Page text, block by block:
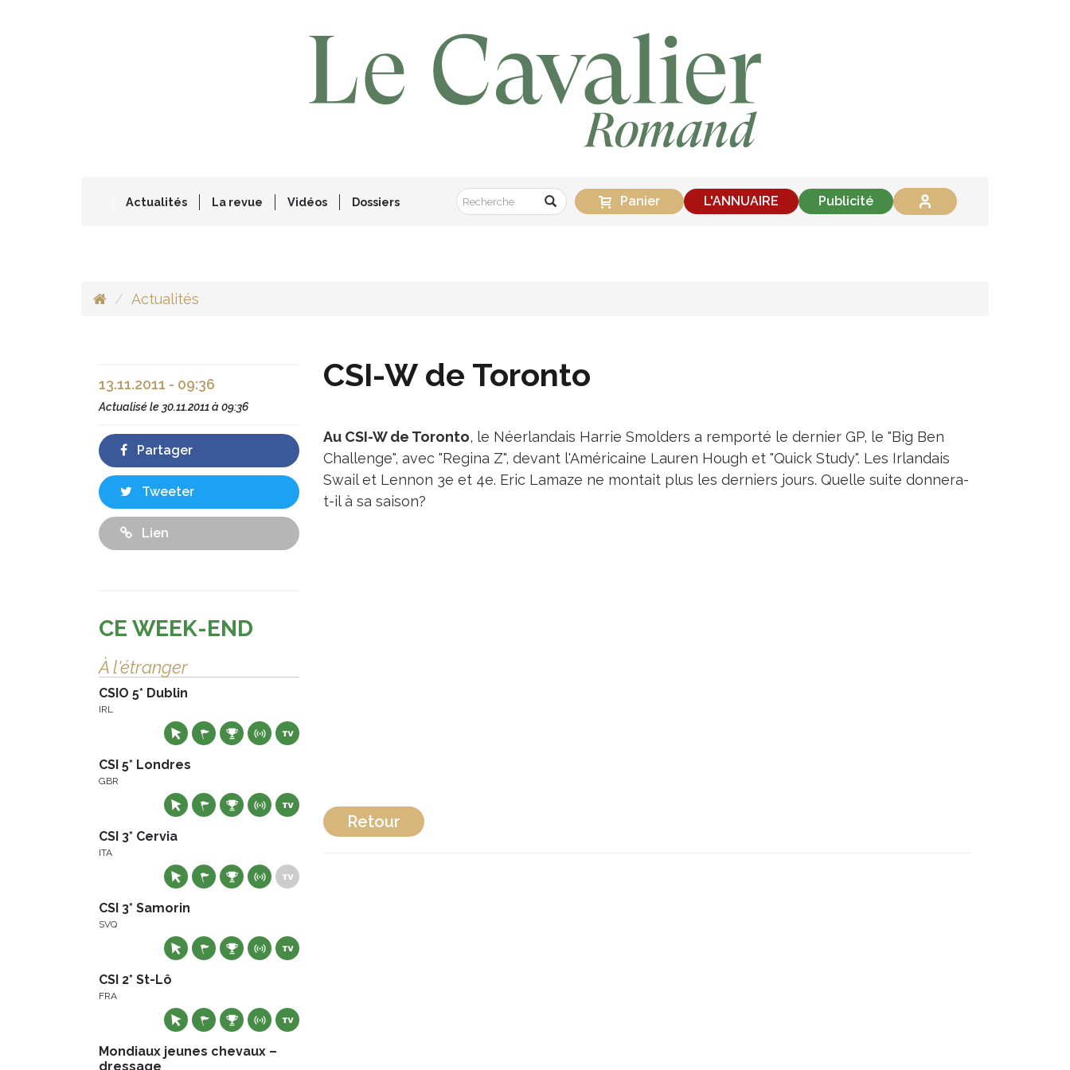
Actualités La revue Vidéos Dossiers Panier L'ANNUAIRE Publicité
Actualités
CSI-W de Toronto
Au CSI-W de Toronto, le Néerlandais Harrie Smolders a remporté le dernier GP, le "Big Ben
Challenge", avec "Regina Z", devant l'Américaine Lauren Hough et "Quick Study". Les Irlandais
Swail et Lennon 3e et 4e. Eric Lamaze ne montait plus les derniers jours. Quelle suite donnera-
t-il à sa saison?
Retour
13.11.2011 - 09:36
Actualisé le 30.11.2011 à 09:36
Partager
Tweeter
Lien
CE WEEK-END
À l'étranger
CSIO 5* Dublin
IRL
CSI 5* Londres
GBR
CSI 3* Cervia
ITA
CSI 3* Samorin
SVQ
CSI 2* St-Lô
FRA
Mondiaux jeunes chevaux –
dressage